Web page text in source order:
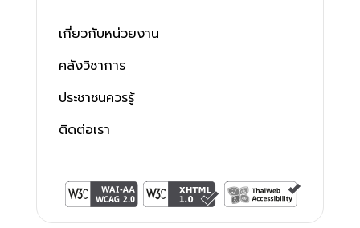
เกี่ยวกับหน่วยงาน
คลังวิชาการ
ประชาชนควรรู้
ติดต่อเรา